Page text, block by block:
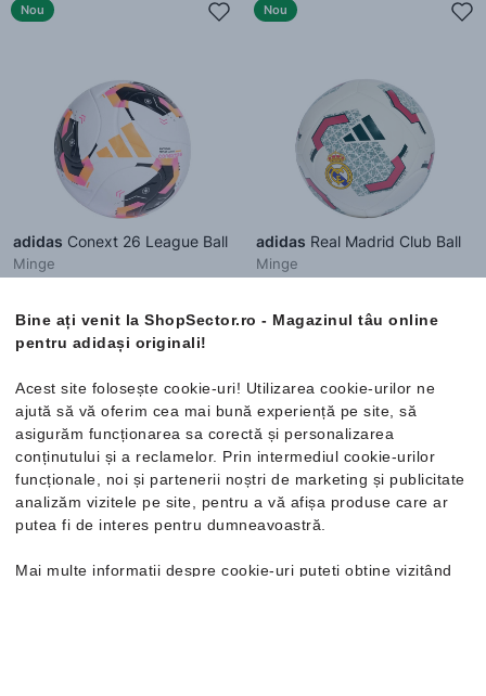
Bine ați venit la ShopSector.ro - Magazinul tâu online
pentru adidași originali!
Acest site folosește cookie-uri! Utilizarea cookie-urilor ne
ajută să vă oferim cea mai bună experiență pe site, să
asigurăm funcționarea sa corectă și personalizarea
conținutului și a reclamelor. Prin intermediul cookie-urilor
funcționale, noi și partenerii noștri de marketing și publicitate
analizăm vizitele pe site, pentru a vă afișa produse care ar
putea fi de interes pentru dumneavoastră.
Mai multe informații despre cookie-uri puteți obține vizitând
Nou
adidas Conext 26 League Ball
Minge
Cod NEW20 cu reducere de 20%
Mărimi disponibile:
Nou
adidas Real Madrid Club Ball
Minge
Cod NEW20 cu reducere de 20%